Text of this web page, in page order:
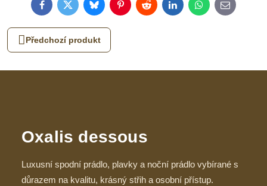
FacebookTwitterBlueskyPinterestRedditLinkedInWhatsApp
E-
mail
Předchozí produkt
Oxalis dessous
Luxusní spodní prádlo, plavky a noční prádlo vybírané s
důrazem na kvalitu, krásný střih a osobní přístup.